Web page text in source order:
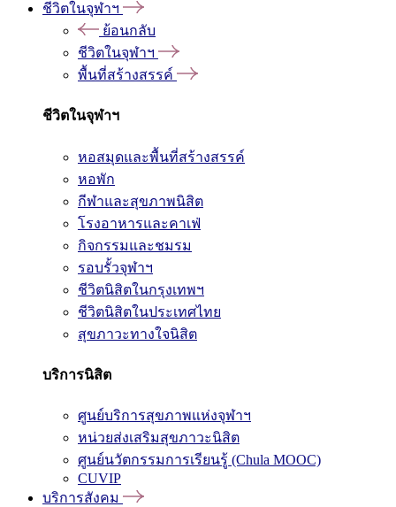
ชีวิตในจุฬาฯ
ย้อนกลับ
ชีวิตในจุฬาฯ
พื้นที่สร้างสรรค์
ชีวิตในจุฬาฯ
หอสมุดและพื้นที่สร้างสรรค์
หอพัก
กีฬาและสุขภาพนิสิต
โรงอาหารและคาเฟ่
กิจกรรมและชมรม
รอบรั้วจุฬาฯ
ชีวิตนิสิตในกรุงเทพฯ
ชีวิตนิสิตในประเทศไทย
สุขภาวะทางใจนิสิต
บริการนิสิต
ศูนย์บริการสุขภาพแห่งจุฬาฯ
หน่วยส่งเสริมสุขภาวะนิสิต
ศูนย์นวัตกรรมการเรียนรู้ (Chula MOOC)
CUVIP
บริการสังคม